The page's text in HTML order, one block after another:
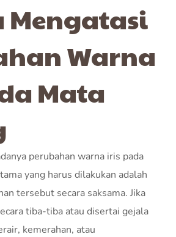
Mengatasi
Warna
Mata
perubahan warna iris pada
yang harus dilakukan adalah
tersebut secara saksama. Jika
tiba-tiba atau disertai gejala
kemerahan, atau